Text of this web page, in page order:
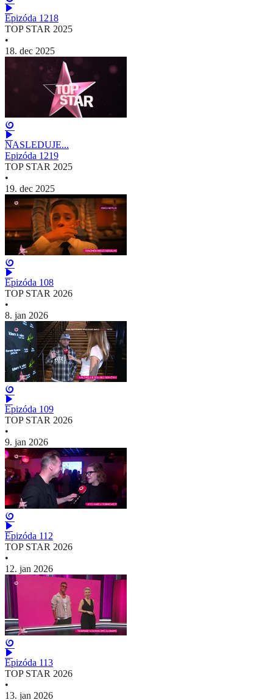
Epizóda 1218
TOP STAR 2025
•
18. dec 2025
NASLEDUJE...
Epizóda 1219
TOP STAR 2025
•
19. dec 2025
Epizóda 108
TOP STAR 2026
•
8. jan 2026
Epizóda 109
TOP STAR 2026
•
9. jan 2026
Epizóda 112
TOP STAR 2026
•
12. jan 2026
Epizóda 113
TOP STAR 2026
•
13. jan 2026